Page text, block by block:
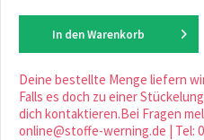
In den Warenkorb
Deine bestellte Menge liefern
Falls es doch zu einer
dich kontaktieren.Bei Fragen
online@stoffe-werning.de | Tel: